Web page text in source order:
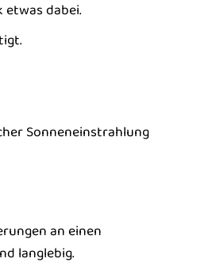
dabei.
Sonneneinstrahlung
an einen
langlebig.